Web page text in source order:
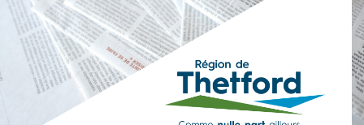
submenu (Documentation )